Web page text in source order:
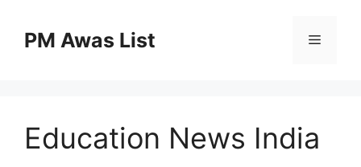
PM Awas List Menu
Education News India